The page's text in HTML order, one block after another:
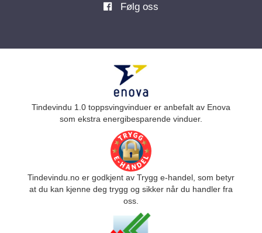
Følg oss
Tindevindu 1.0 toppsvingvinduer er anbefalt av Enova
som ekstra energibesparende vinduer.
Tindevindu.no er godkjent av Trygg e-handel, som betyr
at du kan kjenne deg trygg og sikker når du handler fra
oss.